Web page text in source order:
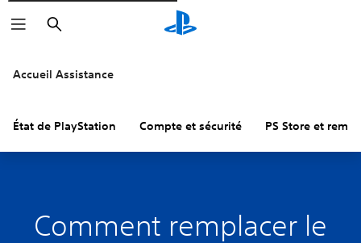
Rechercher
Accueil Assistance
État de PlayStation Compte et sécurité PS Store et
Comment remplacer le